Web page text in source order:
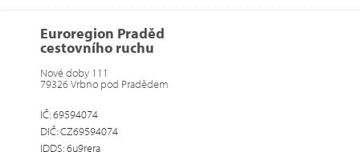
Euroregion Praděd
cestovního ruchu
Nové doby 111
79326 Vrbno pod Pradědem
IČ: 69594074
DIČ: CZ69594074
IDDS: 6u9rera